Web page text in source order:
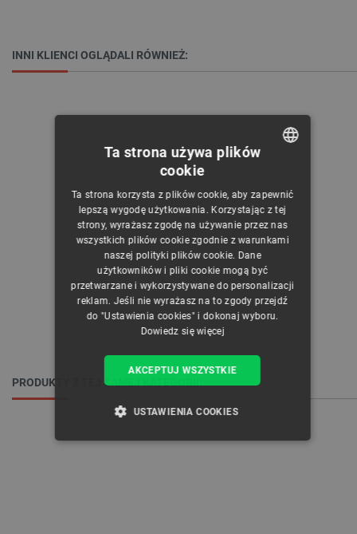
INNI KLIENCI OGLĄDALI RÓWNIEŻ:
PRODUKTY Z TEJ SAMEJ KATEGORII:
CZECH
ENGLISH
GERMAN
Ta strona używa plików
cookie
Ta strona korzysta z plików cookie, aby zapewnić
lepszą wygodę użytkowania. Korzystając z tej
strony, wyrażasz zgodę na używanie przez nas
wszystkich plików cookie zgodnie z warunkami
naszej polityki plików cookie. Dane
użytkowników i pliki cookie mogą być
przetwarzane i wykorzystywane do personalizacji
reklam. Jeśli nie wyrażasz na to zgody przejdź
do "Ustawienia cookies" i dokonaj wyboru.
Dowiedz się więcej
AKCEPTUJ WSZYSTKIE
USTAWIENIA COOKIES